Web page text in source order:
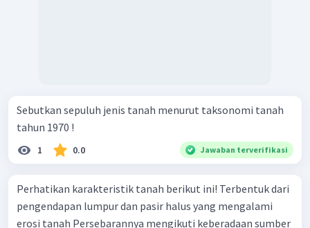
Sebutkan sepuluh jenis tanah menurut taksonomi tanah
tahun 1970 !
1 0.0 Jawaban terverifikasi
Perhatikan karakteristik tanah berikut ini! Terbentuk dari
pengendapan lumpur dan pasir halus yang mengalami
erosi tanah Persebarannya mengikuti keberadaan sumber